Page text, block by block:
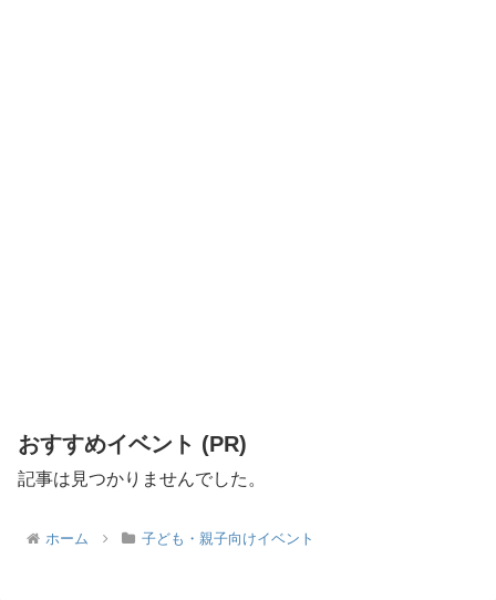
おすすめイベント (PR)
記事は見つかりませんでした。
ホーム 子ども・親子向けイベント